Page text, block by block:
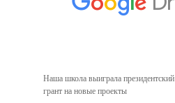
Наша школа выиграла президентский
грант на новые проекты